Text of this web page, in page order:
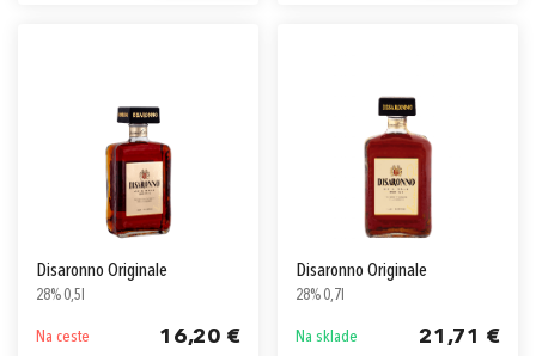
Disaronno Originale
28% 0,5l
Na ceste 16,20 €
Disaronno Originale
28% 0,7l
Na sklade 21,71 €